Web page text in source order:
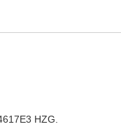
HZG.